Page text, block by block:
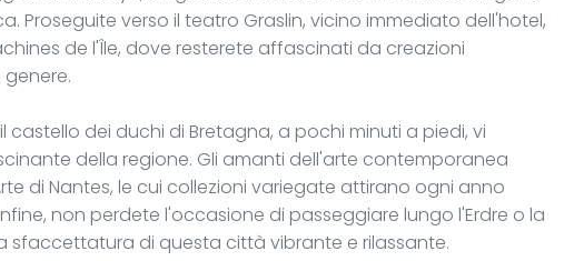
Proseguite verso il teatro Graslin, vicino immediato dell'hotel,
de l'Île, dove resterete affascinati da creazioni
castello dei duchi di Bretagna, a pochi minuti a piedi, vi
della regione. Gli amanti dell'arte contemporanea
di Nantes, le cui collezioni variegate attirano ogni anno
non perdete l'occasione di passeggiare lungo l'Erdre o la
sfaccettatura di questa città vibrante e rilassante.